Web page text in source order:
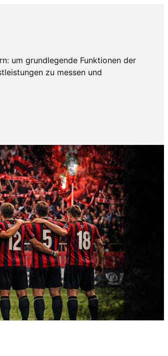
um grundlegende Funktionen der
zu messen und